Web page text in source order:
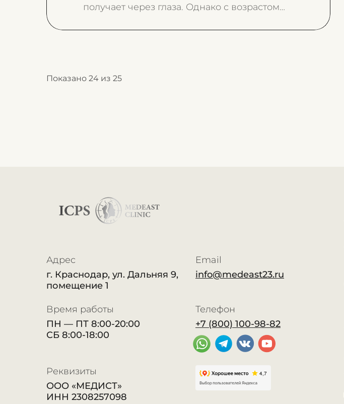
получает через глаза. Однако с возрастом
Показано 24 из 25
Адрес
г. Краснодар, ул. Дальняя 9,
помещение 1
Email
info@medeast23.ru
Время работы
ПН — ПТ 8:00-20:00
СБ 8:00-18:00
Телефон
+7 (800) 100-98-82
Реквизиты
ООО «МЕДИСТ»
ИНН 2308257098